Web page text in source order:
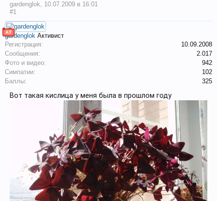
gardenglok, 10.07.2009 в 16:01
#1
АТ
gardenglok Активист
Регистрация:
10.09.2008
Сообщения:
2.017
Фото и видео:
942
Симпатии:
102
Баллы:
325
Вот такая кислица у меня была в прошлом году